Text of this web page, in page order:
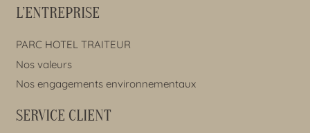
L’ENTREPRISE
PARC HOTEL TRAITEUR
Nos valeurs
Nos engagements environnementaux
SERVICE CLIENT